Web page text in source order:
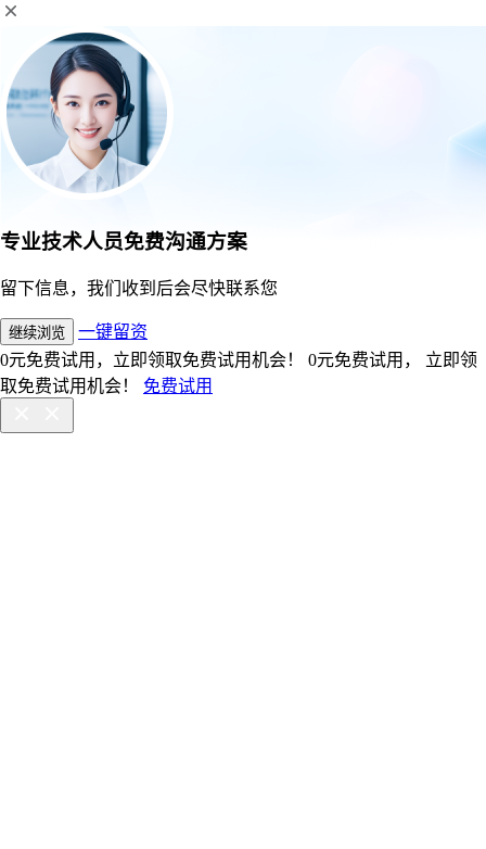
专业技术人员免费沟通方案
留下信息，我们收到后会尽快联系您
继续浏览
一键留资
0元免费试用，立即领取免费试用机会！
0元免费试用， 立即领
取免费试用机会！
免费试用